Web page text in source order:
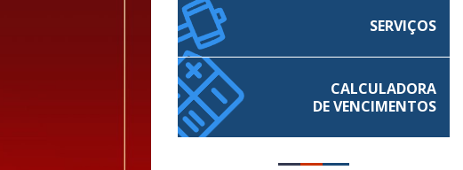
SERVIÇOS
CALCULADORA
DE VENCIMENTOS